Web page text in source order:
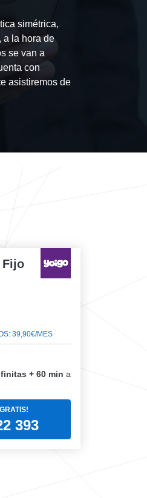
simétrica,
a la hora de
se van a
con
asistiremos de
Fijo
39,90€/MES
+ 60 min a
393